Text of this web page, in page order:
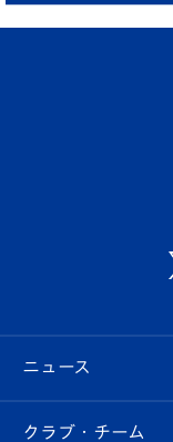
ニュース
すべて
クラブ・チーム